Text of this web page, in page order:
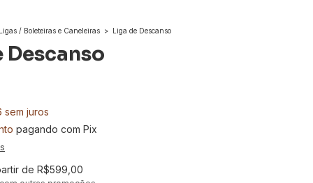
Ligas / Boleteiras e Caneleiras > Liga de Descanso
Descanso
sem juros
pagando com Pix
de R$599,00